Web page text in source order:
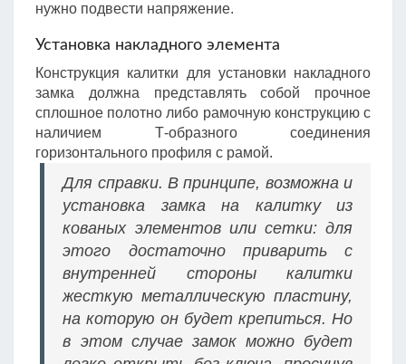
нужно подвести напряжение.
Установка накладного элемента
Конструкция калитки для установки накладного
замка должна представлять собой прочное
сплошное полотно либо рамочную конструкцию с
наличием Т-образного соединения
горизонтального профиля с рамой.
Для справки. В принципе, возможна и
установка замка на калитку из
кованых элементов или сетки: для
этого достаточно приварить с
внутренней стороны калитки
жесткую металлическую пластину,
на которую он будет крепиться. Но
в этом случае замок можно будет